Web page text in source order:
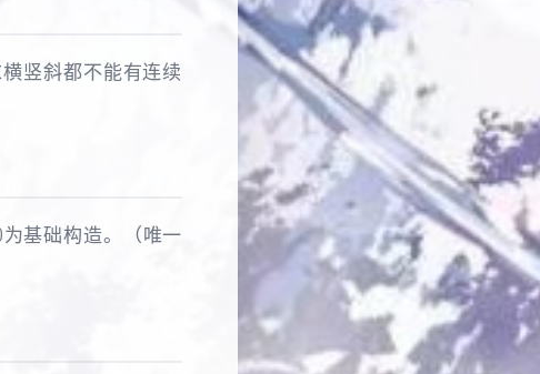
竖斜都不能有连续
基础构造。（唯一